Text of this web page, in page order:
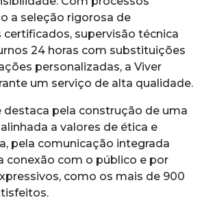
a seleção rigorosa de
certificados, supervisão técnica
24 horas com substituições
personalizadas, a Viver
um serviço de alta qualidade.
destaca pela construção de uma
a valores de ética e
pela comunicação integrada
conexão com o público e por
como os mais de 900